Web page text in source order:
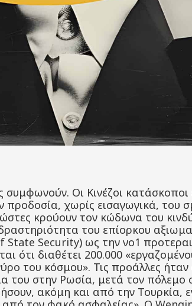
συμφωνούν. Οι Κινέζοι
χωρίς εισαγωγικά, του
κρούουν τον κώδωνα του
του επίορκου
State Security) ως την νο1
ότι διαθέτει 200.000
του κόσμου». Τις προάλλες
του στην Ρωσία, μετά τον
ακόμη και από την Τουρκία,